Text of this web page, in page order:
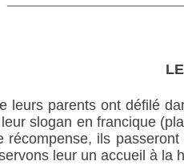
leurs parents ont défilé
slogan en francique
récompense, ils
leur un accueil à la